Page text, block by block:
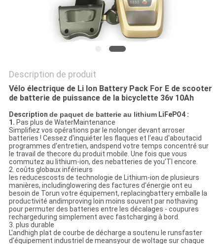
Description de produit
Vélo électrique de Li Ion Battery Pack For E de scooter
de batterie de puissance de la bicyclette 36v 10Ah
Description de paquet de batterie au lithiumLiFePO4 :
1. Pas plus de WaterMaintenance
Simplifiez vos opérations par le nolonger devant arroser
batteries ! Cessez d'inquiéter les flaques et l'eau d'aboutacid
programmes d'entretien, andspend votre temps concentré sur
le travail de thecore du produit mobile. Une fois que vous
commutez au lithium-ion, des nebatteries de you'Tl encore.
2. coûts globaux inférieurs
les reducescosts de technologie de Lithium-ion de plusieurs
manières, includinglowering des factures d'énergie ont eu
besoin de Torun votre équipement, replacingbattery emballe la
productivité andimproving loin moins souvent par nothaving
pour permuter des batteries entre les décalages - coupures
rechargeduring simplement avec fastcharging à bord.
3. plus durable
L'andhigh plat de courbe de décharge a soutenu le runsfaster
d'équipement industriel de meansyour de woltage sur chaque